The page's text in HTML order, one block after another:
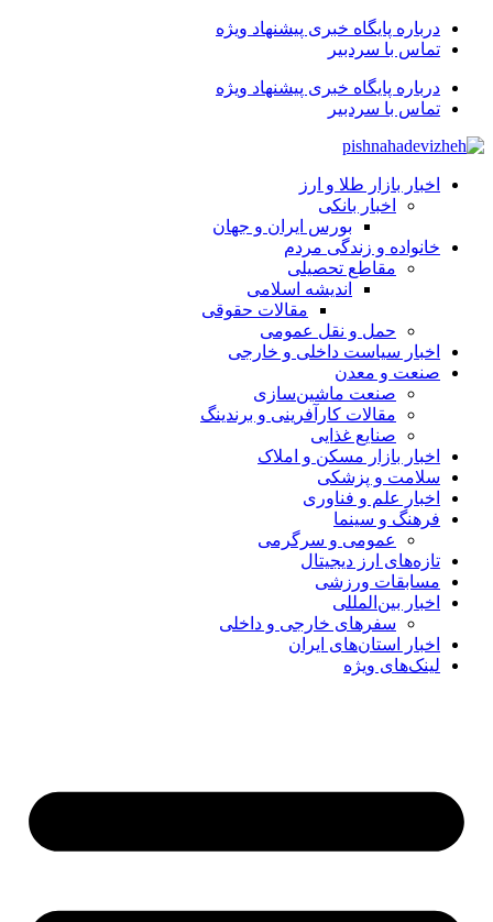
درباره پایگاه خبری پیشنهاد ویژه
تماس با سردبیر
درباره پایگاه خبری پیشنهاد ویژه
تماس با سردبیر
اخبار بازار طلا و ارز
اخبار بانکی
بورس ایران و جهان
خانواده و زندگی مردم
مقاطع تحصیلی
اندیشه اسلامی
مقالات حقوقی
حمل و نقل عمومی
اخبار سیاست داخلی و خارجی
صنعت و معدن
صنعت ماشین‌سازی
مقالات کارآفرینی و برندینگ
صنایع غذایی
اخبار بازار مسکن و املاک
سلامت و پزشکی
اخبار علم و فناوری
فرهنگ و سینما
عمومی و سرگرمی
تازه‌های ارز دیجیتال
مسابقات ورزشی
اخبار بین‌المللی
سفرهای خارجی و داخلی
اخبار استان‌های ایران
لینک‌های ویژه